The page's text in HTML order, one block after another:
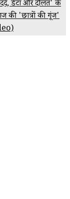
डेटा और दौलत' के
की 'छात्रों की गूंज'